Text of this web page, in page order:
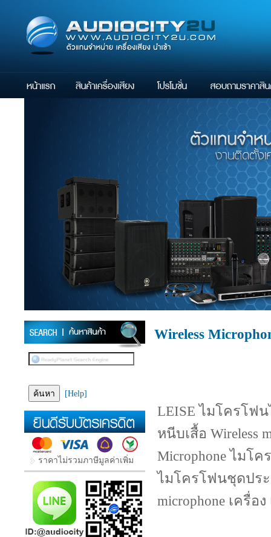
[Help]
ราคาไม่รวมภาษีมูลค่าเพิ่ม
Wireless
LEISE ไมโครโฟ
หนีบเสื้อ Wireless
Microphone ไมโ
ไมโครโฟนชุดประ
microphone เครื่อง